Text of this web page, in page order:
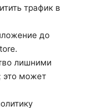
трафик в
до
лишними
может